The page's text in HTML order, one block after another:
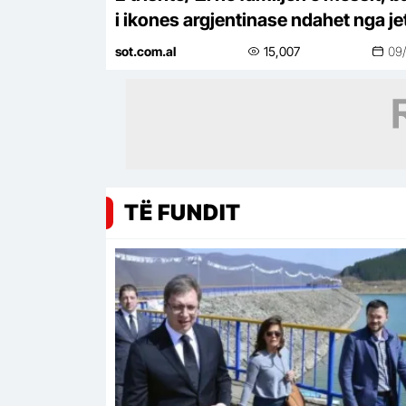
i ikones argjentinase ndahet nga
në moshën 68-vjeçare
sot.com.al 15,007
TË FUNDIT